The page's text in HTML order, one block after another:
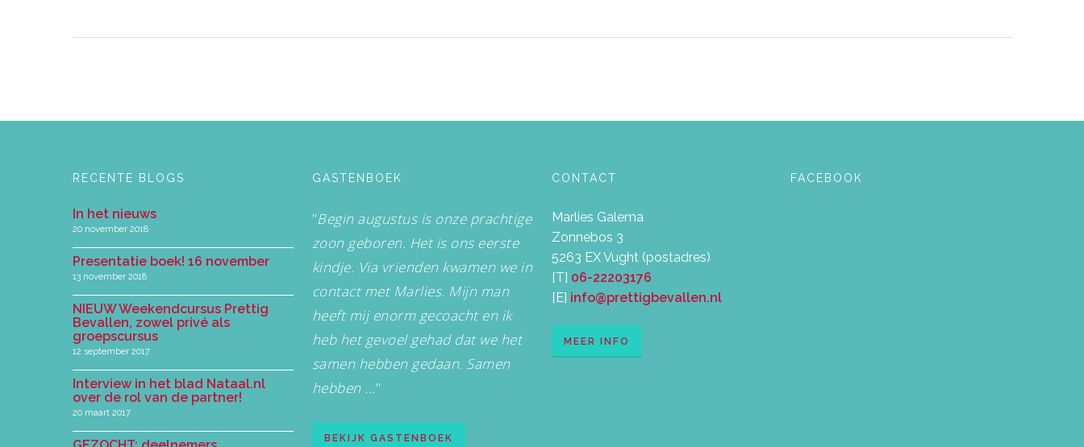
RECENTE BLOGS
In het nieuws
20 november 2018
Presentatie boek! 16 november
13 november 2018
NIEUW Weekendcursus Prettig
Bevallen, zowel privé als
groepscursus
12 september 2017
Interview in het blad Nataal.nl
over de rol van de partner!
20 maart 2017
GASTENBOEK
"Begin augustus is onze prachtige
zoon geboren. Het is ons eerste
kindje. Via vrienden kwamen we in
contact met Marlies. Mijn man
heeft mij enorm gecoacht en ik
heb het gevoel gehad dat we het
samen hebben gedaan. Samen
hebben ..."
BEKIJK GASTENBOEK
CONTACT
Marlies Galema
Zonnebos 3
5263 EX Vught (postadres)
[T] 06-22203176
[E] info@prettigbevallen.nl
MEER INFO
FACEBOOK